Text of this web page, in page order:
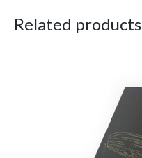
Related products